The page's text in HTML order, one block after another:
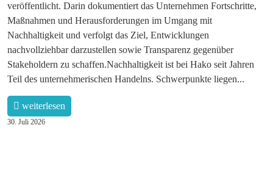
veröffentlicht. Darin dokumentiert das Unternehmen Fortschritte,
Maßnahmen und Herausforderungen im Umgang mit
Nachhaltigkeit und verfolgt das Ziel, Entwicklungen
nachvollziehbar darzustellen sowie Transparenz gegenüber
Stakeholdern zu schaffen.Nachhaltigkeit ist bei Hako seit Jahren
Teil des unternehmerischen Handelns. Schwerpunkte liegen...
weiterlesen
30. Juli 2026